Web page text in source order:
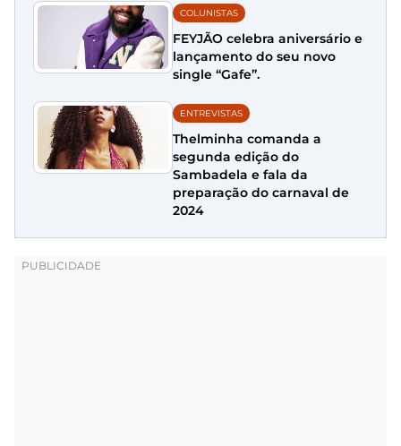
COLUNISTAS
FEYJÃO celebra aniversário e
lançamento do seu novo
single “Gafe”.
ENTREVISTAS
Thelminha comanda a
segunda edição do
Sambadela e fala da
preparação do carnaval de
2024